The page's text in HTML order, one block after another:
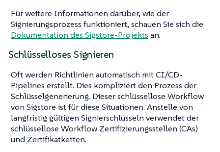
Für weitere Informationen darüber, wie der
Signierungsprozess funktioniert, schauen Sie sich die
Dokumentation des Sigstore-Projekts an.
Schlüsselloses Signieren
Oft werden Richtlinien automatisch mit CI/CD-
Pipelines erstellt. Dies kompliziert den Prozess der
Schlüsselgenerierung. Dieser schlüssellose Workflow
von Sigstore ist für diese Situationen. Anstelle von
langfristig gültigen Signierschlüsseln verwendet der
schlüssellose Workflow Zertifizierungsstellen (CAs)
und Zertifikatketten.